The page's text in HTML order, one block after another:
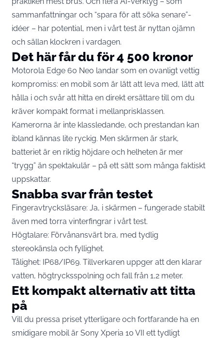
sammanfattningar och “spara för att söka senare”-
idéer – har potential, men i vårt test är nyttan ojämn
och sällan klockren i vardagen.
Det här får du för 4 500 kronor
Motorola Edge 60 Neo landar som en ovanligt vettig
kompromiss: en mobil som är lätt att leva med, lätt att
hålla i och svår att hitta en direkt ersättare till om du
kräver kompakt format i mellanprisklassen.
Kamerorna är inte klassledande, och prestandan kan
ibland kännas lite ryckig. Men skärmen är stark,
batteriet är en riktig höjdare och helheten är mer
“trygg” än spektakulär – på ett sätt som många faktiskt
uppskattar.
Snabba svar från testet
Fingeravtrycksläsare: Ja, i skärmen – fungerade stabilt
även med torra vinterfingrar i vårt test.
Högtalare: Förvånansvärt bra, med tydlig
stereokänsla och fyllighet.
Tålighet: IP68/IP69. Tillverkaren uppger att den klarar
vatten, högtrycksspolning och fall från 1,2 meter.
Ett kompakt alternativ att titta
på
Vill du pressa priset ytterligare och fortfarande ha en
smidigare mobil är Sony Xperia 10 VII ett tydligt